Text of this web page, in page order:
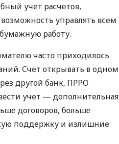
учет расчетов,
управлять всем
работу.
часто приходилось
Счет открывать в одном
другой банк, ПРРО
учет — дополнительная
договоров, больше
поддержку и излишние